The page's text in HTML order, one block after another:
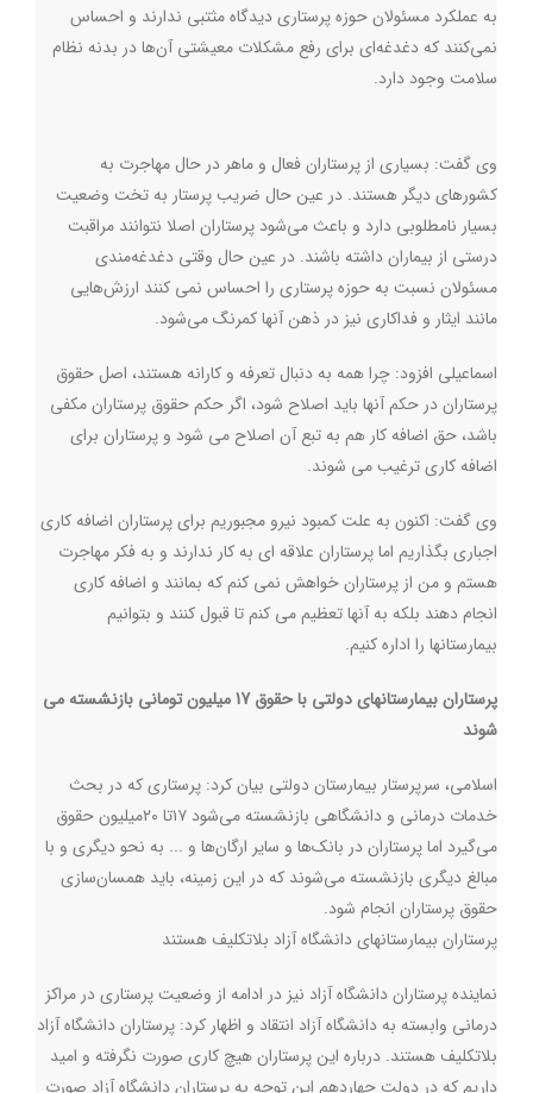
به عملکرد مسئولان حوزه پرستاری دیدگاه مثتبی ندارند و احساس
نمی‌کنند که دغدغه‌ای برای رفع مشکلات معیشتی آن‌ها در بدنه نظام
سلامت وجود دارد.
وی گفت: بسیاری از پرستاران فعال و ماهر در حال مهاجرت به
کشورهای دیگر هستند. در عین حال ضریب پرستار به تخت وضعیت
بسیار نامطلوبی دارد و باعث می‌شود پرستاران اصلا نتوانند مراقبت
درستی از بیماران داشته باشند‌. در عین حال وقتی دغدغه‌مندی
مسئولان نسبت به حوزه پرستاری را احساس نمی کنند ارزش‌هایی
مانند ایثار و فداکاری نیز در ذهن آنها کمرنگ می‌شود.
اسماعیلی افزود: چرا همه به دنبال تعرفه و کارانه هستند، اصل حقوق
پرستاران در حکم آنها باید اصلاح شود، اگر حکم حقوق پرستاران مکفی
باشد، حق اضافه کار هم به تبع آن اصلاح می شود و پرستاران برای
اضافه کاری ترغیب می شوند.
وی گفت: اکنون به علت کمبود نیرو مجبوریم برای پرستاران اضافه کاری
اجباری بگذاریم اما پرستاران علاقه ای به کار ندارند و به فکر مهاجرت
هستم و من از پرستاران خواهش نمی کنم که بمانند و اضافه کاری
انجام دهند بلکه به آنها تعظیم می کنم تا قبول کنند و بتوانیم
بیمارستانها را اداره کنیم.
پرستاران بیمارستانهای دولتی با حقوق 17 میلیون تومانی بازنشسته می
شوند
اسلامی، سرپرستار بیمارستان دولتی بیان کرد: پرستاری که در بحث
خدمات درمانی و دانشگاهی بازنشسته می‌شود ۱۷تا ۲۰میلیون حقوق
می‌گیرد اما پرستاران در بانک‌ها و سایر ارگان‌ها و ... به نحو دیگری و با
مبالغ دیگری بازنشسته می‌شوند ‌که در این زمینه، باید همسان‌سازی
حقوق پرستاران انجام شود.
پرستاران بیمارستانهای دانشگاه آزاد بلاتکلیف هستند
نماینده پرستاران دانشگاه آزاد نیز در ادامه از وضعیت پرستاری در مراکز
درمانی وابسته به دانشگاه آزاد انتقاد و اظهار کرد: پرستاران دانشگاه آزاد
بلاتکلیف هستند. درباره این پرستاران هیچ کاری صورت نگرفته و امید
داریم که در دولت چهاردهم این توجه به پرستاران دانشگاه آزاد صورت